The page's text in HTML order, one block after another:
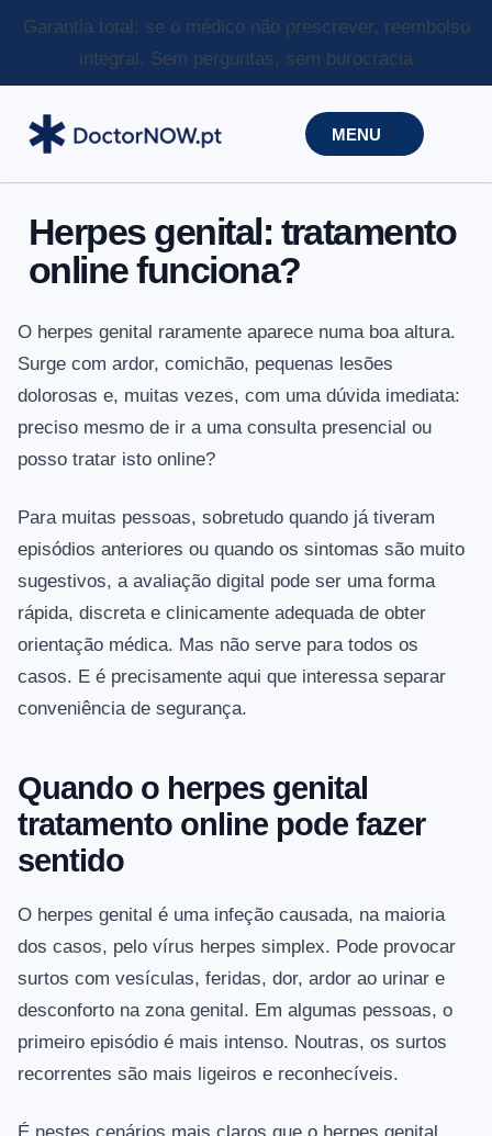
Garantia total: se o médico não prescrever, reembolso
integral. Sem perguntas, sem burocracia
MENU
Herpes genital: tratamento
online funciona?
O herpes genital raramente aparece numa boa altura.
Surge com ardor, comichão, pequenas lesões
dolorosas e, muitas vezes, com uma dúvida imediata:
preciso mesmo de ir a uma consulta presencial ou
posso tratar isto online?
Para muitas pessoas, sobretudo quando já tiveram
episódios anteriores ou quando os sintomas são muito
sugestivos, a avaliação digital pode ser uma forma
rápida, discreta e clinicamente adequada de obter
orientação médica. Mas não serve para todos os
casos. E é precisamente aqui que interessa separar
conveniência de segurança.
Quando o herpes genital
tratamento online pode fazer
sentido
O herpes genital é uma infeção causada, na maioria
dos casos, pelo vírus herpes simplex. Pode provocar
surtos com vesículas, feridas, dor, ardor ao urinar e
desconforto na zona genital. Em algumas pessoas, o
primeiro episódio é mais intenso. Noutras, os surtos
recorrentes são mais ligeiros e reconhecíveis.